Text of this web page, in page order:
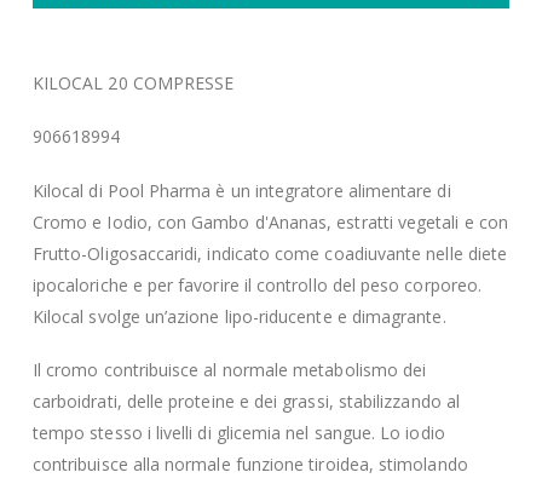
KILOCAL 20 COMPRESSE
906618994
Kilocal di Pool Pharma è un integratore alimentare di
Cromo e Iodio, con Gambo d'Ananas, estratti vegetali e con
Frutto-Oligosaccaridi, indicato come coadiuvante nelle diete
ipocaloriche e per favorire il controllo del peso corporeo.
Kilocal svolge un’azione lipo-riducente e dimagrante.
Il cromo contribuisce al normale metabolismo dei
carboidrati, delle proteine e dei grassi, stabilizzando al
tempo stesso i livelli di glicemia nel sangue. Lo iodio
contribuisce alla normale funzione tiroidea, stimolando